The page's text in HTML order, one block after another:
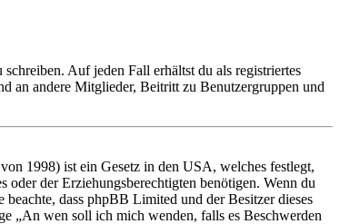
Auf jeden Fall erhältst du als registriertes
an andere Mitglieder, Beitritt zu Benutzergruppen und
1998) ist ein Gesetz in den USA, welches festlegt,
oder der Erziehungsberechtigten benötigen. Wenn du
dass phpBB Limited und der Besitzer dieses
„An wen soll ich mich wenden, falls es Beschwerden